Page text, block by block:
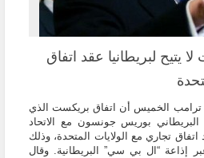
يتيح لبريطانيا عقد اتفاق
ترامب الخميس أن اتفاق بريكست الذي
بوريس جونسون مع الاتحاد
اتفاق تجاري مع الولايات المتحدة، وذلك
إذاعة “ال بي سي” البريطانية. وقال